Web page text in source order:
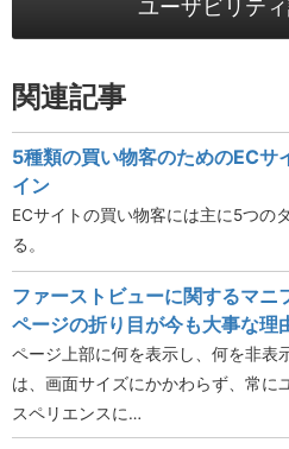
ユーザビリテ
関連記事
5種類の買い物客のためのECサ
イン
ECサイトの買い物客には主に5つの
る。
ファーストビューに関するマニ
ページの折り目が今も大事な理
ページ上部に何を表示し、何を非表
は、画面サイズにかかわらず、常に
スペリエンスに…